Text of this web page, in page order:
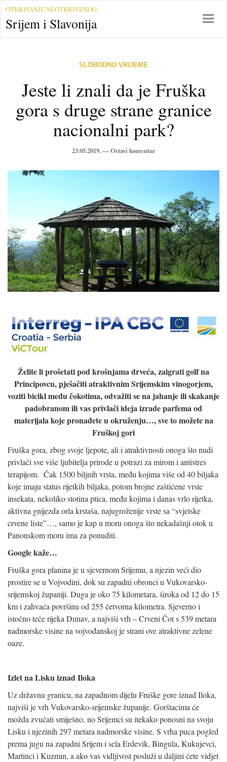
T
g
v
i
S
r
i
j
a
OTKRIVANJE NEOTKRIVENOG:
Srijem i Slavonija
SLOBODNO VRIJEME
Jeste li znali da je Fruška
gora s druge strane granice
nacionalni park?
23.05.2019. —Ostavi komentar
Želite li prošetati pod krošnjama drveća, zaigrati golf na
Principovcu, pješačiti atraktivnim Srijemskim vinogorjem,
voziti bicikl među čokotima, odvažiti se na jahanje ili skakanje
padobranom ili vas privlači ideja izrade parfema od
materijala koje pronađete u okruženju…, sve to možete na
Fruškoj gori
Fruška gora, zbog svoje ljepote, ali i atraktivnosti onoga što nudi
privlači sve više ljubitelja prirode u potrazi za mirom i antistres
terapijom. Čak 1500 biljnih vrsta, među kojima više od 40 biljaka
koje imaju status rijetkih biljaka, potom brojne zaštićene vrste
insekata, nekoliko stotina ptica, među kojima i danas vrlo rijetka,
aktivna gnijezda orla krstaša, najugroženije vrste sa “svjetske
crvene liste”…, samo je kap u moru onoga što nekadašnji otok u
Panonskom moru ima za ponuditi.
Google kaže…
Fruška gora planina je u sjevernom Srijemu, a njezin veći dio
prostire se u Vojvodini, dok su zapadni obronci u Vukovarsko-
srijemskoj županiji. Duga je oko 75 kilometara, široka od 12 do 15
km i zahvaća površinu od 255 četvorna kilometra. Sjeverno i
istočno teče rijeka Dunav, a najviši vrh – Crveni Čot s 539 metara
nadmorske visine na vojvođanskoj je strani ove atraktivne zelene
oaze.
Izlet na Lisku iznad Iloka
Uz državnu granicu, na zapadnom dijelu Fruške gore iznad Iloka,
najviši je vrh Vukovarsko-srijemske županije. Gorštacima će
možda zvučati smiješno, no Srijemci su itekako ponosni na svoju
Lisku i njezinih 297 metara nadmorske visine. S vrha puca pogled
prema jugu na zapadni Srijem i sela Erdevik, Bingula, Kukujevci,
Martinci i Kuzmin, a ako vas vidljivost posluži u daljini ćete vidjet